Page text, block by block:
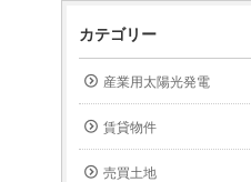
カテゴリー
産業用太陽光発電
賃貸物件
売買土地